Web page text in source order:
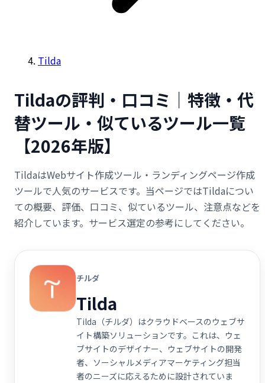
Tilda
Tildaの評判・口コミ｜特徴・代
替ツール・似ているツール一覧
【2026年版】
TildaはWebサイト作成ツール・ランディングページ作成
ツールで人気のサービスです。当ページではTildaについ
ての概要、評価、口コミ、似ているツール、注意点などを
紹介しています。サービス選定の参考にしてください。
チルダ
Tilda
Tilda（チルダ）はクラウドベースのウェブサ
イト構築ソリューションです。これは、ウェ
ブサイトのデザイナー、ウェブサイトの開発
者、ソーシャルメディアマーケティング担当
者のニーズに応えるために設計されていま